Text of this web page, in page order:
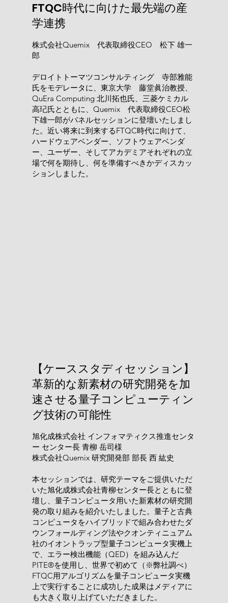
FTQC時代に向けた最先端の産
学連携
株式会社Quemix 代表取締役CEO 松下 雄一
郎
デロイトトーマツコンサルティング 寺部雅能
氏をモデレータに、東京大学 藤堂眞治教授、
QuEra Computing 北川拓也氏、三菱ケミカル
高玘氏とともに、Quemix 代表取締役CEO松
下雄一郎がパネルセッションに登壇いたしまし
た。近い将来に到来するFTQC時代に向けて、
ハードウェアベンダー、ソフトウェアベンダ
ー、ユーザー、そしてアカデミアそれぞれの立
場で何を期待し、何を準備すべきかディスカッ
ションしました。
【ケーススタディセッション】
革新的な新素材の研究開発を加
速させる量子コンピューティン
グ技術の可能性
旭化成株式会社 インフォマティクス推進センタ
ー センター長 青柳 岳司様
株式会社Quemix 研究開発部 部長 西 紘史
本セッションでは、研究テーマをご提供いただ
いた旭化成株式会社青柳センター長とともに登
壇し、量子コンピュータ用いた新素材の研究開
発の取り組みを紹介いたしました。量子と古典
コンピュータをハイブリッドで組み合わせたダ
ウンフォールディング法やクオンティニュアム
社のイオントラップ型量子コンピュータ実機上
で、エラー検出機能（QED）を組み込んだ
PITE®を使用し、世界で初めて（※弊社調べ）
FTQC用アルゴリズムを量子コンピュータ実機
上で実行することに成功した成果はメディアに
も大きく取り上げていただきました。